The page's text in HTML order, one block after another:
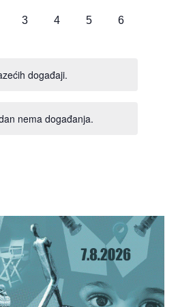
0
3
0
4
0
5
0
6
događaji.
nema događanja.